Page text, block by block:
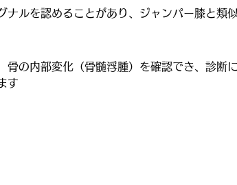
ナルを認めることがあり、ジャンパー膝と類
の内部変化（骨髄浮腫）を確認でき、診断に
す